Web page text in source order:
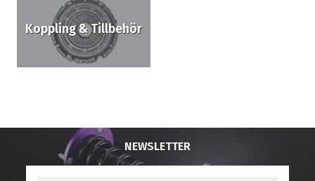
Koppling & Tillbehör
NEWSLETTER